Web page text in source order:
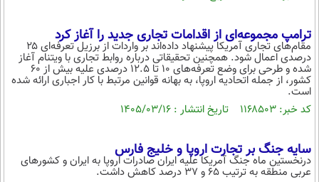
ترامپ مجموعه‌ای از اقدامات تجاری جدید را آغاز کرد
مقام‌های تجاری آمریکا پیشنهاد داده‌اند بر واردات از برزیل تعرفه‌ای ۲۵
درصدی اعمال شود. همچنین تحقیقاتی درباره روابط تجاری با ویتنام آغاز
شده و طرحی برای وضع تعرفه‌های ۱۰ تا ۱۲.۵ درصدی علیه بیش از ۶۰
کشور، از جمله اتحادیه اروپا، به بهانه قوانین مرتبط با کار اجباری ارائه شده
است.
کد خبر: ۱۱۶۸۵۰۳ تاریخ انتشار : ۱۴۰۵/۰۳/۱۶
سایه جنگ بر تجارت اروپا و خلیج فارس
درنخستین ماه جنگ آمریکا علیه ایران صادرات اروپا به ایران و کشورهای
عربی منطقه به ترتیب 65 و 37 درصد کاهش داشت.